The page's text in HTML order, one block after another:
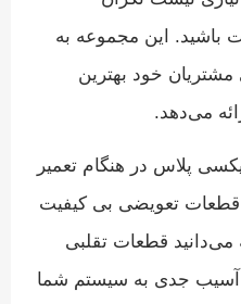
باشید. این مجموعه به
خود بهترین
می‌دهد.
پلاس در هنگام تعمیر
قطعات تعویضی بی کیفیت
می‌دانید قطعات تقلبی
جدی به سیستم شما